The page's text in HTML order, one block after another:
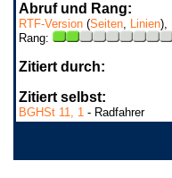
Abruf und Rang:
RTF-Version (Seiten, Linien),
Rang:
Zitiert durch:
Zitiert selbst:
BGHSt 11, 1 - Radfahrer